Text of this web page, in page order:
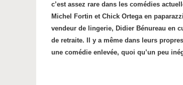
c’est assez rare dans les comédies
Michel Fortin et Chick Ortega en
vendeur de lingerie, Didier Bénureau en
de retraite. Il y a même dans leurs
une comédie enlevée, quoi qu’un peu